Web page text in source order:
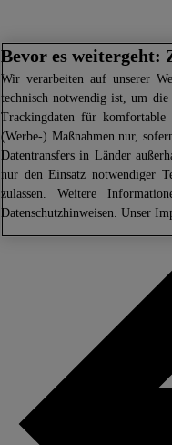
Bevor es
Wir verarbeiten auf unserer
technisch notwendig ist, um
Trackingdaten für komfortable
(Werbe-) Maßnahmen nur,
Datentransfers in Länder
nur den Einsatz notwendiger
zulassen. Weitere
Datenschutzhinweisen. Unser